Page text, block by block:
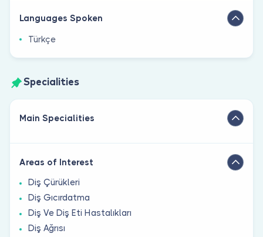
Languages Spoken
Türkçe
Specialities
Main Specialities
Areas of Interest
Diş Çürükleri
Diş Gıcırdatma
Diş Ve Diş Eti Hastalıkları
Diş Ağrısı